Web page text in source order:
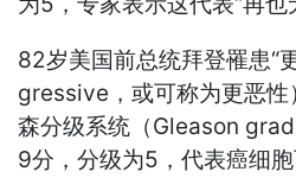
82岁美国前总统拜登罹患“
gressive，或可称为更恶性
森分级系统（Gleason
9分，分级为5，代表癌细